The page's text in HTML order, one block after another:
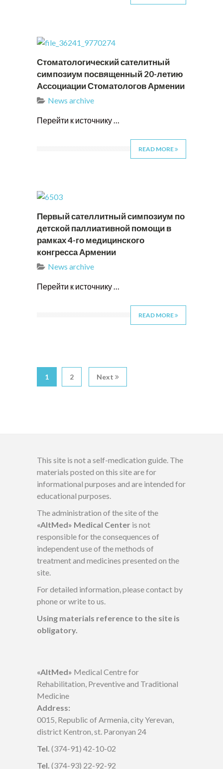
Стоматологический сателитный
симпозиум посвященный 20-летию
Ассоциации Стоматологов Армении
News archive
Перейти к источнику …
READ MORE
Первый сателлитный симпозиум по
детской паллиативной помощи в
рамках 4-го медицинского
конгресса Армении
News archive
Перейти к источнику …
READ MORE
1 2 Next
This site is not a self-medication guide. The
materials posted on this site are for
informational purposes and are intended for
educational purposes.
The administration of the site of the
«AltMed» Medical Center is not
responsible for the consequences of
independent use of the methods of
treatment and medicines presented on the
site.
For detailed information, please contact by
phone or write to us.
Using materials reference to the site is
obligatory.
«AltMed» Medical Centre for
Rehabilitation, Preventive and Traditional
Medicine
Address:
0015, Republic of Armenia, city Yerevan,
district Kentron, st. Paronyan 24
Tel. (374-91) 42-10-02
Tel. (374-93) 22-92-92